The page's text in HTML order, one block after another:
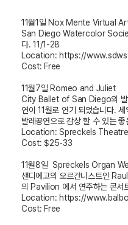
11월1 일 Nox Mente Virtual
San Diego Watercolor
다. 11/1-28
Location: https://
Cost: Free
11월7일 Romeo and Juliet
City Ballet of San Diego의
연이11월로 연기 되었습니다. 세
발레공연으로 감상 할 수 있는 좋
Location: Spreckels
Cost: $25-33
11월8일 Spreckels Organ
샌디에고의 오르간니스트인
의 Pavilion 에서 연주하는 콘서
Location: https://
Cost: Free